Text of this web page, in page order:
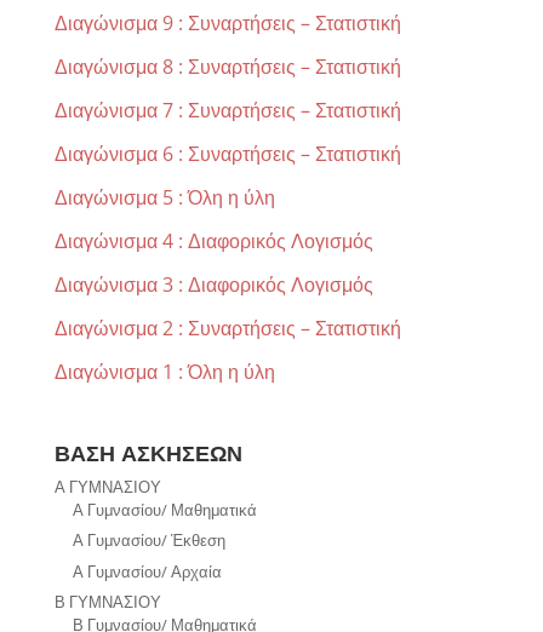
Διαγώνισμα 9 : Συναρτήσεις – Στατιστική
Διαγώνισμα 8 : Συναρτήσεις – Στατιστική
Διαγώνισμα 7 : Συναρτήσεις – Στατιστική
Διαγώνισμα 6 : Συναρτήσεις – Στατιστική
Διαγώνισμα 5 : Όλη η ύλη
Διαγώνισμα 4 : Διαφορικός Λογισμός
Διαγώνισμα 3 : Διαφορικός Λογισμός
Διαγώνισμα 2 : Συναρτήσεις – Στατιστική
Διαγώνισμα 1 : Όλη η ύλη
ΒΑΣΗ ΑΣΚΗΣΕΩΝ
Α ΓΥΜΝΑΣΙΟΥ
Α Γυμνασίου/ Μαθηματικά
Α Γυμνασίου/ Έκθεση
Α Γυμνασίου/ Αρχαία
Β ΓΥΜΝΑΣΙΟΥ
Β Γυμνασίου/ Μαθηματικά